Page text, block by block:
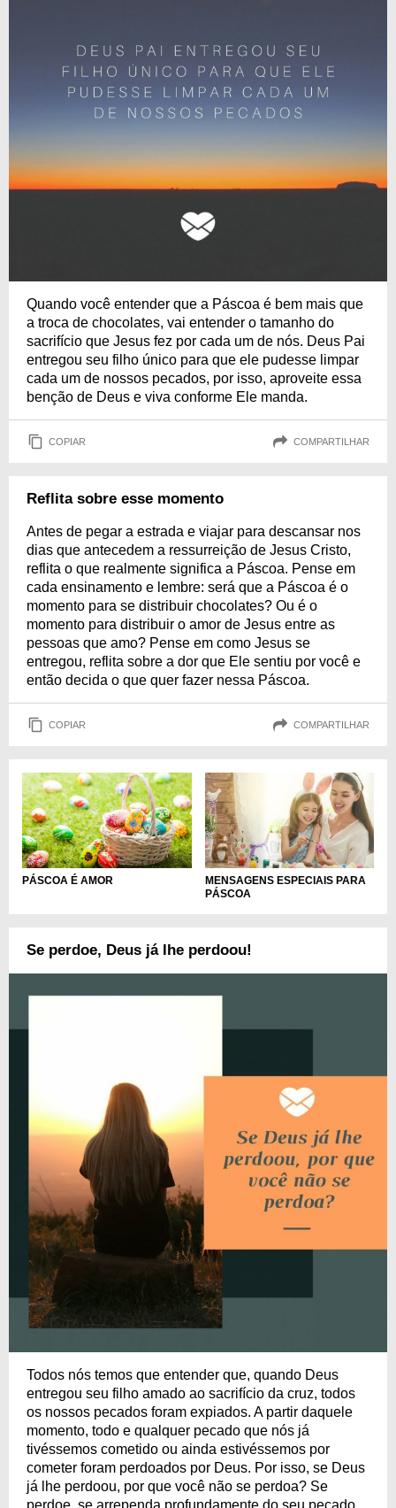
Quando você entender que a Páscoa é bem mais que
a troca de chocolates, vai entender o tamanho do
sacrifício que Jesus fez por cada um de nós. Deus Pai
entregou seu filho único para que ele pudesse limpar
cada um de nossos pecados, por isso, aproveite essa
benção de Deus e viva conforme Ele manda.
COPIAR COMPARTILHAR
Reflita sobre esse momento
Antes de pegar a estrada e viajar para descansar nos
dias que antecedem a ressurreição de Jesus Cristo,
reflita o que realmente significa a Páscoa. Pense em
cada ensinamento e lembre: será que a Páscoa é o
momento para se distribuir chocolates? Ou é o
momento para distribuir o amor de Jesus entre as
pessoas que amo? Pense em como Jesus se
entregou, reflita sobre a dor que Ele sentiu por você e
então decida o que quer fazer nessa Páscoa.
COPIAR COMPARTILHAR
PÁSCOA É AMOR
MENSAGENS ESPECIAIS PARA
PÁSCOA
Se perdoe, Deus já lhe perdoou!
Todos nós temos que entender que, quando Deus
entregou seu filho amado ao sacrifício da cruz, todos
os nossos pecados foram expiados. A partir daquele
momento, todo e qualquer pecado que nós já
tivéssemos cometido ou ainda estivéssemos por
cometer foram perdoados por Deus. Por isso, se Deus
já lhe perdoou, por que você não se perdoa? Se
perdoe, se arrependa profundamente do seu pecado,